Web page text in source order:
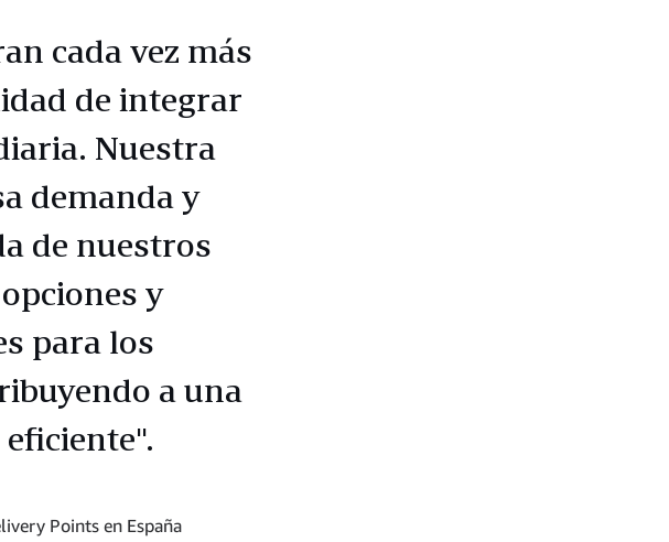
cada vez más
de integrar
Nuestra
demanda y
de nuestros
y
para los
a una
Points en España